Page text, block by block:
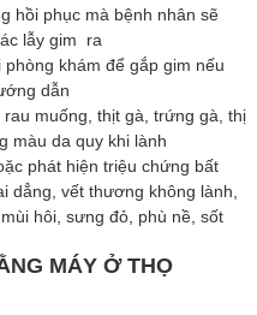
hồi phục mà bệnh nhân sẽ
lẫy gim ra
khám để gắp gim nếu
dẫn
muống, thịt gà, trứng gà, thị
màu da quy khi lành
phát hiện triệu chứng bất
dẳng, vết thương không lành,
hôi, sưng đỏ, phù nề, sốt
MÁY Ở THỌ